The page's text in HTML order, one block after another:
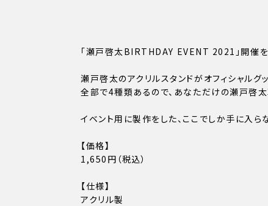
「瀬戸啓太BIRTHDAY EVENT 2021」開催を
瀬戸啓太のアクリルスタンドがオフィシャルグ
全部で4種類あるので、あなただけの瀬戸啓太
イベント用に製作をした、ここでしか手に入ら
【価格】
1,650円（税込）
【仕様】
アクリル製